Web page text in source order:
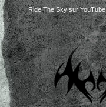
Ride The Sky sur YouTube